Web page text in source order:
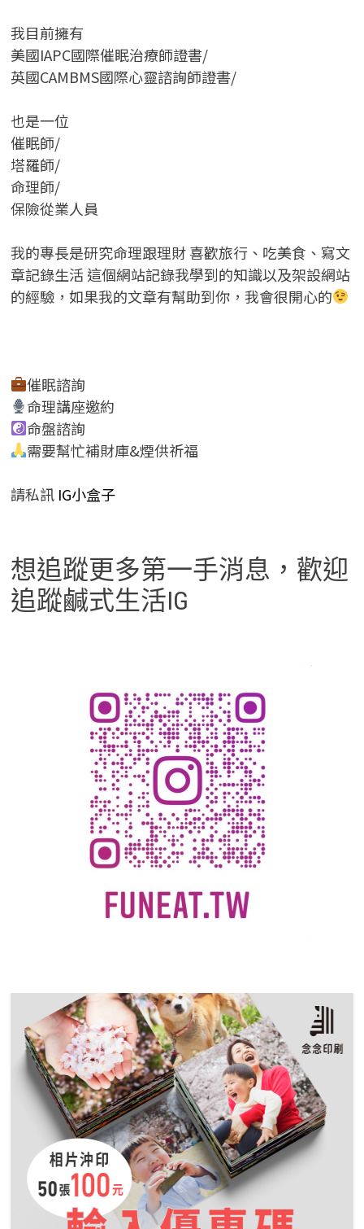
我目前擁有
美國IAPC國際催眠治療師證書/
英國CAMBMS國際心靈諮詢師證書/
也是一位
催眠師/
塔羅師/
命理師/
保險從業人員
我的專長是研究命理跟理財 喜歡旅行、吃美食、寫文
章記錄生活 這個網站記錄我學到的知識以及架設網站
的經驗，如果我的文章有幫助到你，我會很開心的
催眠諮詢
命理講座邀約
命盤諮詢
需要幫忙補財庫&煙供祈福
請私訊IG小盒子
想追蹤更多第一手消息，歡迎
追蹤鹹式生活IG